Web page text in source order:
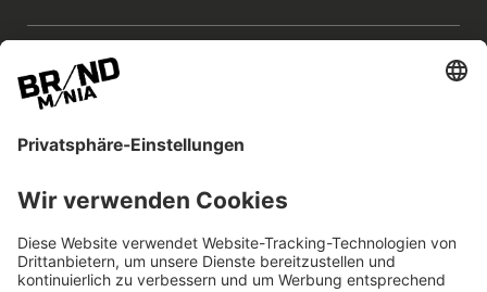
BRANDmania –
ein Ort, an dem Chancen
Die BRANDmania verbindet Marken aller Art.
je überraschender, desto besser.